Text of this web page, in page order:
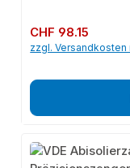
Regulärer Preis:
CHF 98.15
zzgl. Versandkosten